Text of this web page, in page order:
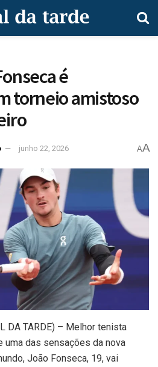
é
torneio amistoso
junho 22, 2026 AA
DA TARDE) – Melhor tenista
uma das sensações da nova
João Fonseca, 19, vai